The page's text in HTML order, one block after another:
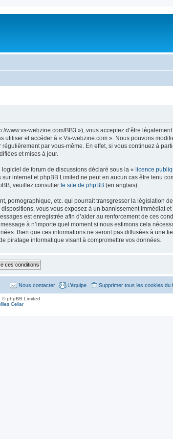
www.vs-webzine.com/BB3 »), vous acceptez d’être
et accéder à « Vs-webzine.com ». Nous pouvons
par vous-même. En effet, si vous continuez à
et mises à jour.
de forum de discussions déclaré sous la « licence
internet et phpBB Limited ne peut en aucun cas être tenu
veuillez consulter le site de phpBB (en anglais).
pornographique, etc. qui pourrait transgresser la législation
vous vous exposez à un bannissement immédiat
est enregistrée afin d’aider au renforcement de ces
à n’importe quel moment si nous estimons cela
Bien que ces informations ne seront pas diffusées à une
piratage informatique visant à compromettre vos données.
Supprimer tous les cookies du
L’équipe
Nous contacter
© phpBB Limited
Cellar